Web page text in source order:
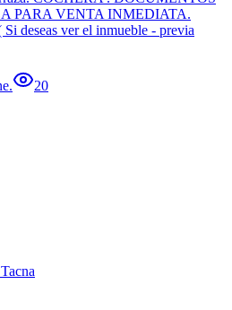
PARA VENTA INMEDIATA.
deseas ver el inmueble - previa
20